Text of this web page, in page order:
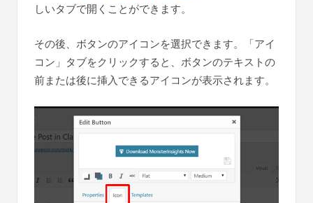
しいタブで開くことができます。
その後、ボタンのアイコンを選択できます。「アイ
コン」タブをクリックすると、ボタンのテキストの
前または後に挿入できるアイコンが表示されます。